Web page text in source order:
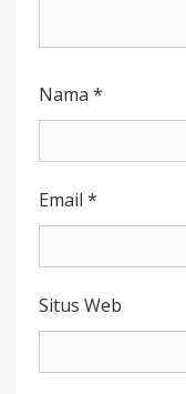
Nama *
Email *
Situs Web